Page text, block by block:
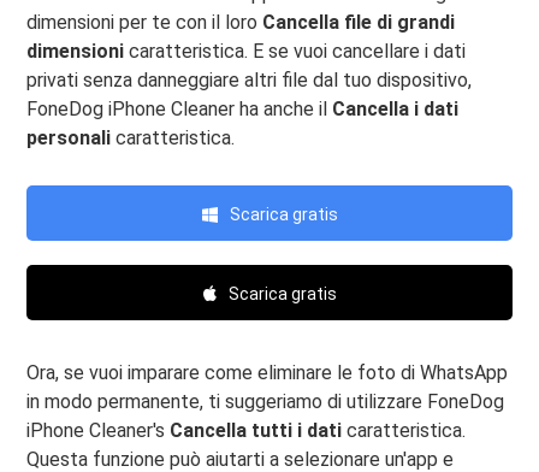
dimensioni per te con il loro Cancella file di grandi
dimensioni caratteristica. E se vuoi cancellare i dati
privati ​​senza danneggiare altri file dal tuo dispositivo,
FoneDog iPhone Cleaner ha anche il Cancella i dati
personali caratteristica.
Scarica gratis
Scarica gratis
Ora, se vuoi imparare come eliminare le foto di WhatsApp
in modo permanente, ti suggeriamo di utilizzare FoneDog
iPhone Cleaner's Cancella tutti i dati caratteristica.
Questa funzione può aiutarti a selezionare un'app e